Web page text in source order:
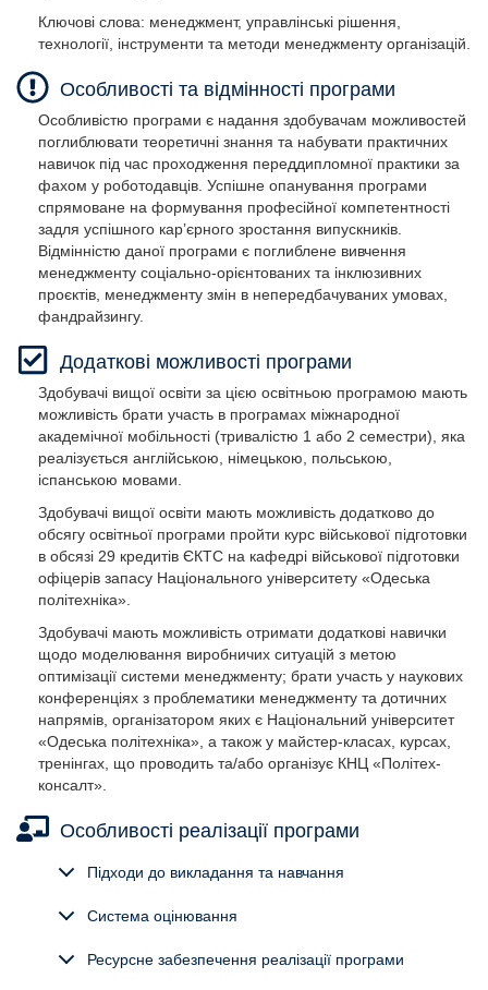
Ключові слова: менеджмент, управлінські рішення,
технології, інструменти та методи менеджменту організацій.
Особливості та відмінності програми
Особливістю програми є надання здобувачам можливостей
поглиблювати теоретичні знання та набувати практичних
навичок під час проходження переддипломної практики за
фахом у роботодавців. Успішне опанування програми
спрямоване на формування професійної компетентності
задля успішного кар’єрного зростання випускників.
Відмінністю даної програми є поглиблене вивчення
менеджменту соціально-орієнтованих та інклюзивних
проєктів, менеджменту змін в непередбачуваних умовах,
фандрайзингу.
Додаткові можливості програми
Здобувачі вищої освіти за цією освітньою програмою мають
можливість брати участь в програмах міжнародної
академічної мобільності (тривалістю 1 або 2 семестри), яка
реалізується англійською, німецькою, польською,
іспанською мовами.
Здобувачі вищої освіти мають можливість додатково до
обсягу освітньої програми пройти курс військової підготовки
в обсязі 29 кредитів ЄКТС на кафедрі військової підготовки
офіцерів запасу Національного університету «Одеська
політехніка».
Здобувачі мають можливість отримати додаткові навички
щодо моделювання виробничих ситуацій з метою
оптимізації системи менеджменту; брати участь у наукових
конференціях з проблематики менеджменту та дотичних
напрямів, організатором яких є Національний університет
«Одеська політехніка», а також у майстер-класах, курсах,
тренінгах, що проводить та/або організує КНЦ «Політех-
консалт».
Цілі навчання:
підготовка фахівців, здатних ідентифікувати та розв’язувати
Особливості реалізації програми
Підходи до викладання та навчання
Система оцінювання
Ресурсне забезпечення реалізації програми